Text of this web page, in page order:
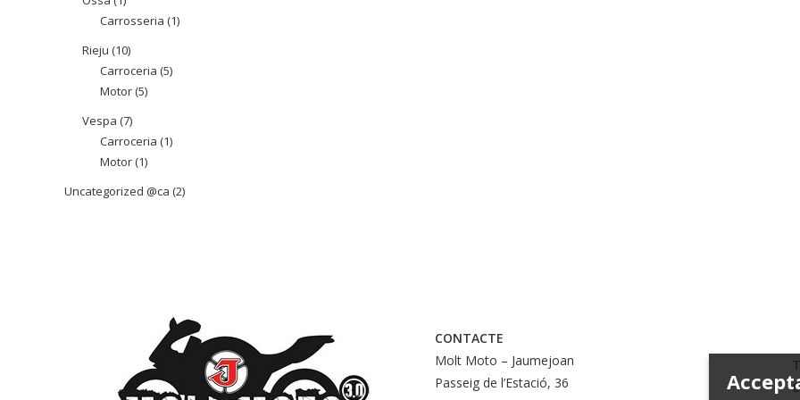
producte
Carrosseria 11
Rieju 1010
productes
Carroceria 55
Motor 55
Vespa 77
productes
Carroceria 11
Motor 11
producte
Uncategorized @ca 22
CONTACTE
Molt Moto – Jaumejoan
Passeig de l’Estació, 36